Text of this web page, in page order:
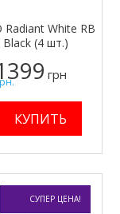
Radiant White RB
Black (4 шт.)
грн
СУПЕР ЦЕНА!